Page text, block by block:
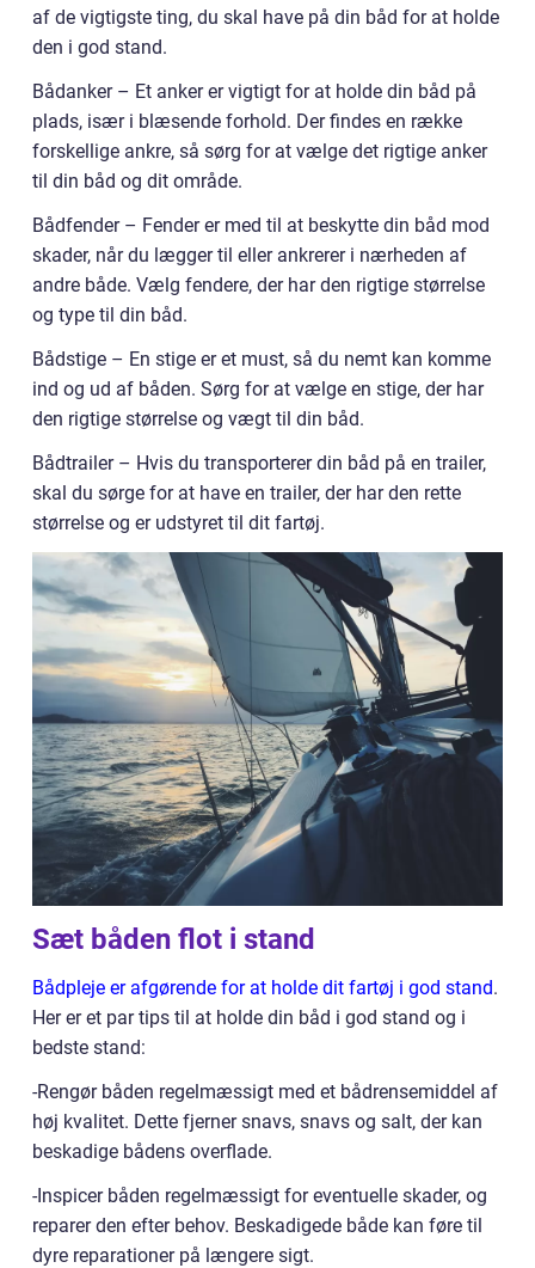
af de vigtigste ting, du skal have på din båd for at holde
den i god stand.
Bådanker – Et anker er vigtigt for at holde din båd på
plads, især i blæsende forhold. Der findes en række
forskellige ankre, så sørg for at vælge det rigtige anker
til din båd og dit område.
Bådfender – Fender er med til at beskytte din båd mod
skader, når du lægger til eller ankrerer i nærheden af
andre både. Vælg fendere, der har den rigtige størrelse
og type til din båd.
Bådstige – En stige er et must, så du nemt kan komme
ind og ud af båden. Sørg for at vælge en stige, der har
den rigtige størrelse og vægt til din båd.
Bådtrailer – Hvis du transporterer din båd på en trailer,
skal du sørge for at have en trailer, der har den rette
størrelse og er udstyret til dit fartøj.
Sæt båden flot i stand
Bådpleje er afgørende for at holde dit fartøj i god stand.
Her er et par tips til at holde din båd i god stand og i
bedste stand:
-Rengør båden regelmæssigt med et bådrensemiddel af
høj kvalitet. Dette fjerner snavs, snavs og salt, der kan
beskadige bådens overflade.
-Inspicer båden regelmæssigt for eventuelle skader, og
reparer den efter behov. Beskadigede både kan føre til
dyre reparationer på længere sigt.